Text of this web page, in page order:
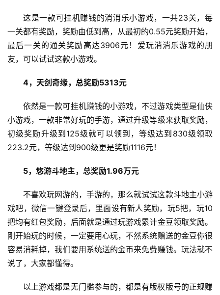
首
页
挖
赚
登录 注册
这是一款可挂机赚钱的消消乐小游戏，一共23关，每
一关都有奖励，奖励由低到高，从最初的0.55元奖励开始，
最后一关的通关奖励高达3906元！爱玩消消乐游戏的朋
友，可以试试这款小游戏。
4，天剑奇缘，总奖励5313元
依然是一款可挂机赚钱的小游戏，不过游戏类型是仙侠
小游戏，一款非常好玩的手游，通过升级等级来获取奖励，
初级奖励升级到125级就可以领到，等级达到830级领取
223.2元，等级达到900级更是奖励1116元！
5，悠游斗地主，总奖励1.96万元
不喜欢玩网游的，手游的，那么就试试这款斗地主小游
戏吧，微信一键登录后，里面设有新人奖励，玩5把，玩10
把均有红包奖励，后面就是通过玩游戏累计金豆领取奖励。
刚开始玩的时候，一定要用心玩，不然系统赠送的金豆你很
容易消耗掉，我们要用系统送的金币来免费赚钱。玩法就不
说了，大家都懂得。
以上游戏都是无门槛参与的，都是有版权版号的正规赚